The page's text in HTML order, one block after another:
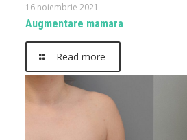
16 noiembrie 2021
Augmentare mamara
Read more